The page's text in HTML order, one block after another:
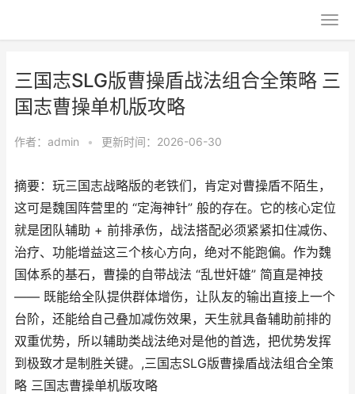
三国志SLG版曹操盾战法组合全策略 三
国志曹操单机版攻略
作者： admin • 更新时间：2026-06-30
摘要：玩三国志战略版的老铁们，肯定对曹操盾不陌生，
这可是魏国阵营里的 “定海神针” 般的存在。它的核心定位
就是团队辅助 + 前排承伤，战法搭配必须紧紧扣住减伤、
治疗、功能增益这三个核心方向，绝对不能跑偏。作为魏
国体系的基石，曹操的自带战法 “乱世奸雄” 简直是神技
—— 既能给全队提供群体增伤，让队友的输出直接上一个
台阶，还能给自己叠加减伤效果，天生就具备辅助前排的
双重优势，所以辅助类战法绝对是他的首选，把优势发挥
到极致才是制胜关键。,三国志SLG版曹操盾战法组合全策
略 三国志曹操单机版攻略